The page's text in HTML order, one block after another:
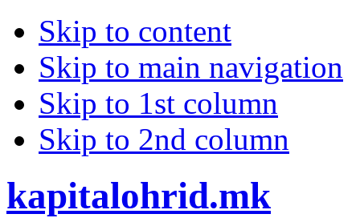
Skip to content
Skip to main navigation
Skip to 1st column
Skip to 2nd column
kapitalohrid.mk